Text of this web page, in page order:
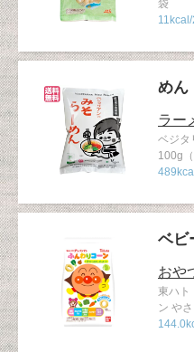
袋
めん
ラー
ベジタ
100g
ベビ
おや
東ハト
ン や